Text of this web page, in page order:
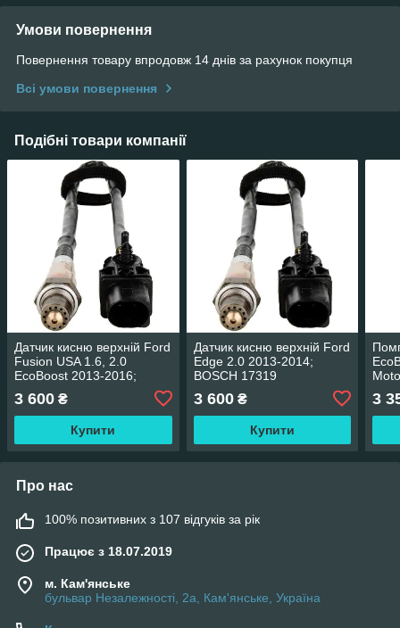
Умови повернення
Повернення товару впродовж 14 днів за рахунок покупця
Всі умови повернення
Подібні товари компанії
Датчик кисню верхній Ford
Fusion USA 1.6, 2.0
EcoBoost 2013-2016;
3 600 ₴
Купити
Датчик кисню верхній Ford
Edge 2.0 2013-2014;
BOSCH 17319
3 600₴
Купити
3
Про нас
100% позитивних з 107 відгуків за рік
Працює з 18.07.2019
м. Кам'янське
бульвар Незалежності, 2а, Кам'янське, Україна